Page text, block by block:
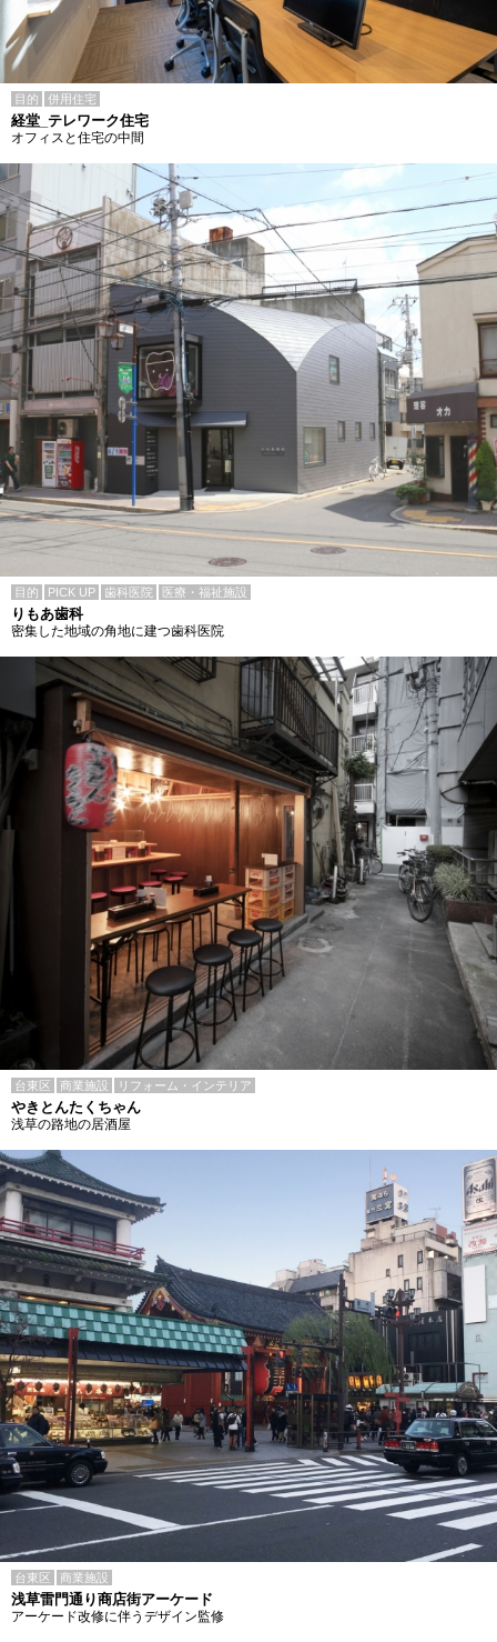
目的 併用住宅
経堂_テレワーク住宅
オフィスと住宅の中間
目的 PICK UP 歯科医院 医療・福祉施設
りもあ歯科
密集した地域の角地に建つ歯科医院
台東区 商業施設 リフォーム・インテリア
やきとんたくちゃん
浅草の路地の居酒屋
台東区 商業施設
浅草雷門通り商店街アーケード
アーケード改修に伴うデザイン監修